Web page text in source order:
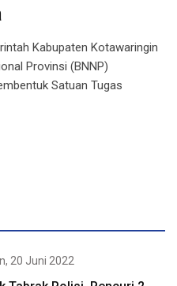
Kabupaten Kotawaringin
Provinsi (BNNP)
Satuan Tugas
20 Juni 2022